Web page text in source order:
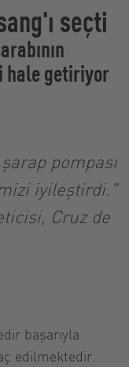
seçti
hale getiriyor
pompası
iyileştirdi."
Cruz de
başarıyla
edilmektedir.